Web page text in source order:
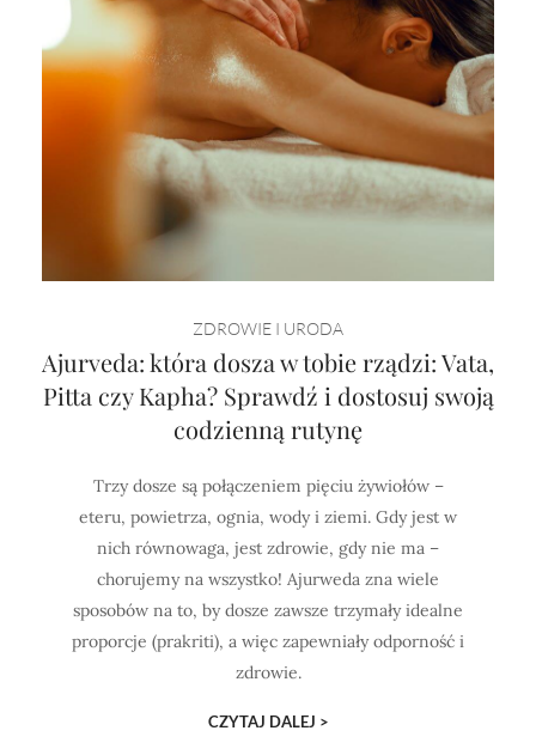
ZDROWIE I URODA
Ajurveda: która dosza w tobie rządzi: Vata,
Pitta czy Kapha? Sprawdź i dostosuj swoją
codzienną rutynę
Trzy dosze są połączeniem pięciu żywiołów –
eteru, powietrza, ognia, wody i ziemi. Gdy jest w
nich równowaga, jest zdrowie, gdy nie ma –
chorujemy na wszystko! Ajurweda zna wiele
sposobów na to, by dosze zawsze trzymały idealne
proporcje (prakriti), a więc zapewniały odporność i
zdrowie.
CZYTAJ DALEJ >